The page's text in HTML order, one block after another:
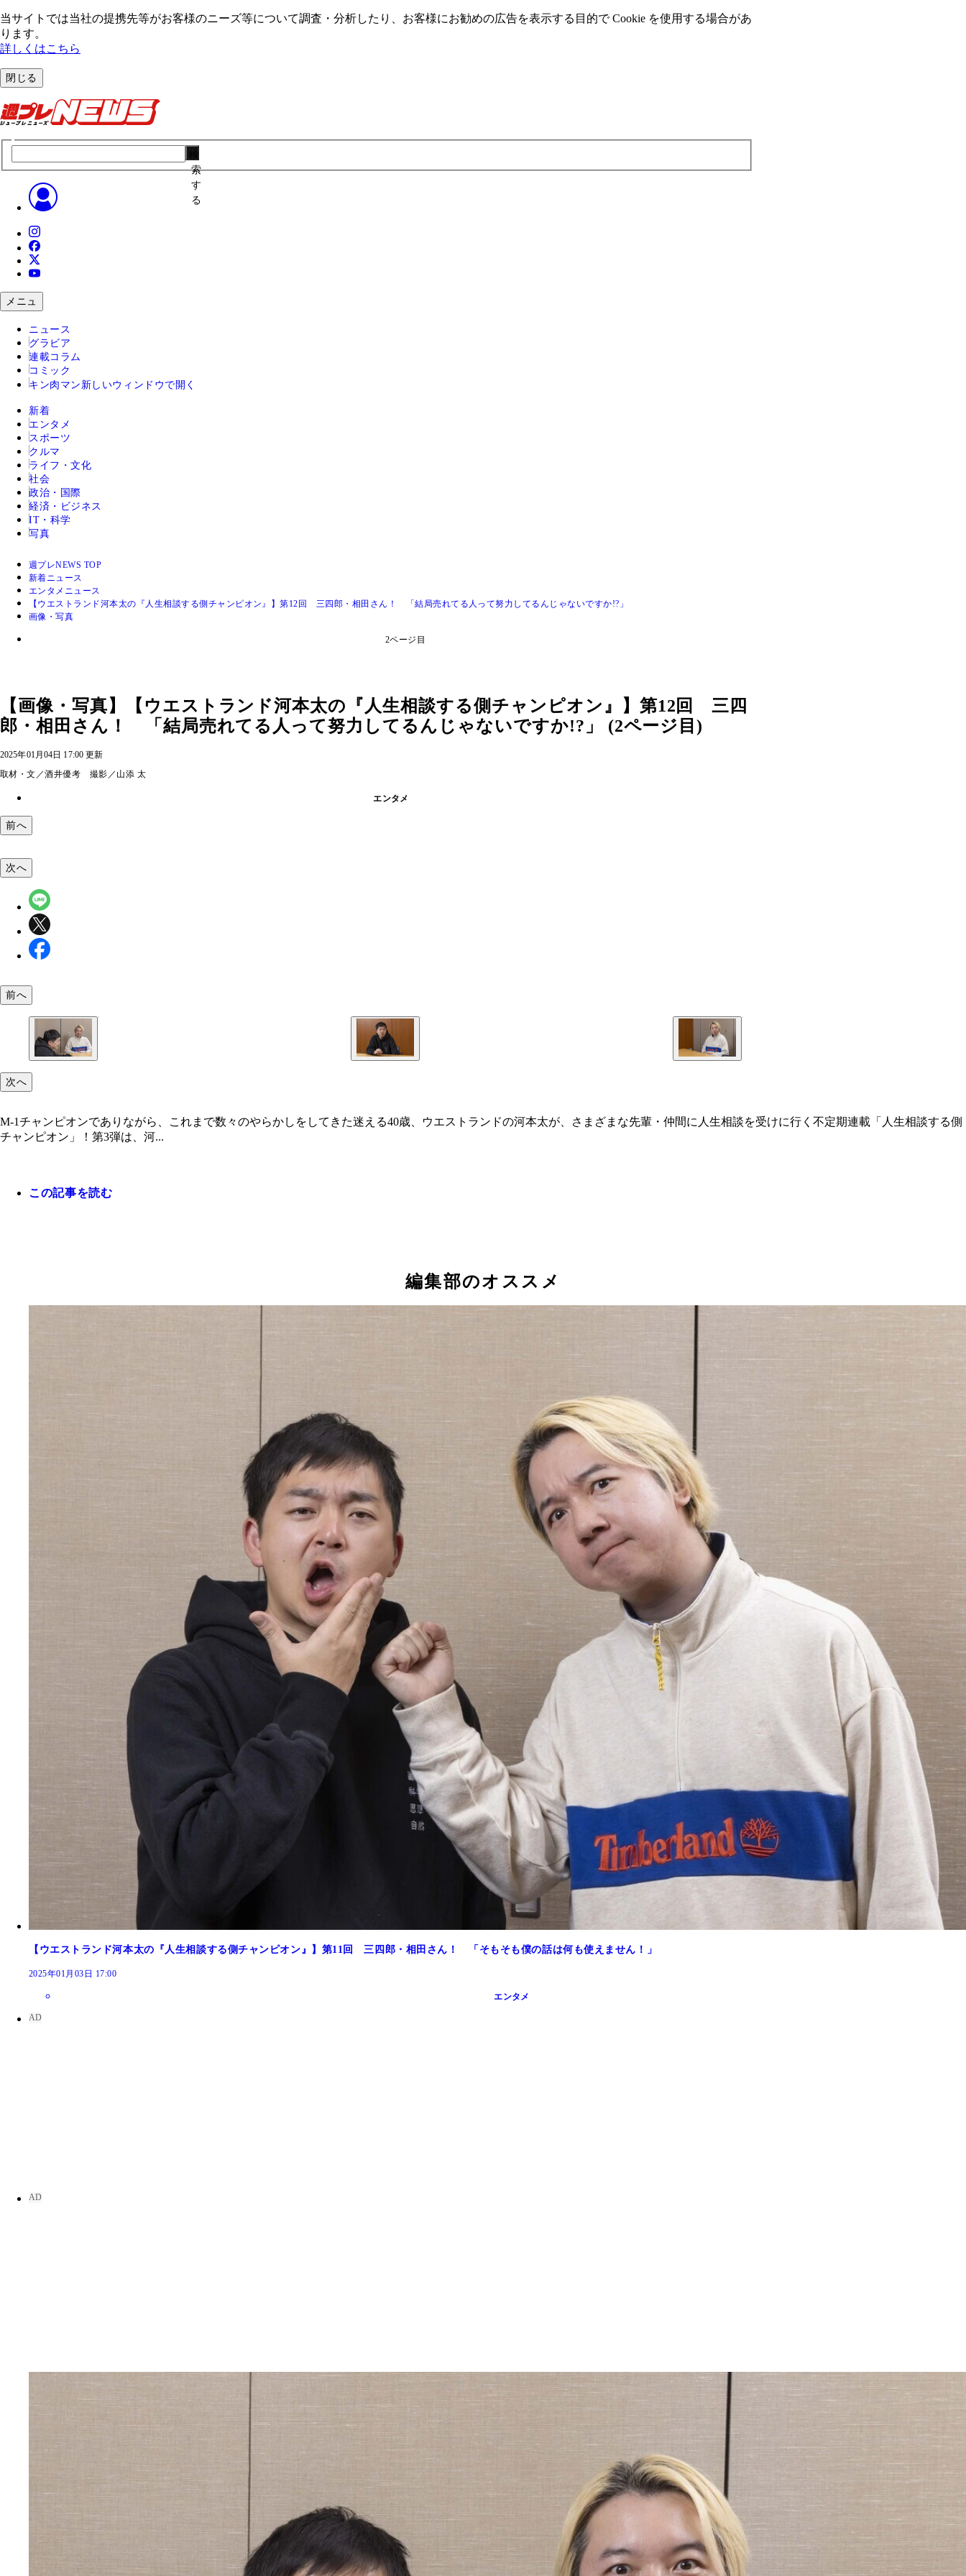
当サイトでは当社の提携先等がお客様のニーズ等について調査・分析したり、お客様にお勧めの広告を表⽰する⽬的で Cookie を使⽤する場合があ
ります。
詳しくはこちら
閉じる
索
す
る
メニュ
ニュース
グラビア
連載コラム
コミック
キン肉マン 新しいウィンドウで開く
新着
エンタメ
スポーツ
クルマ
ライフ・文化
社会
政治・国際
経済・ビジネス
IT・科学
写真
週プレNEWS TOP
新着ニュース
エンタメニュース
【ウエストランド河本太の『人生相談する側チャンピオン』】第12回 三四郎・相田さん！ 「結局売れてる人って努力してるんじゃないですか!?」
画像・写真
2ページ目
【画像・写真】【ウエストランド河本太の『人生相談する側チャンピオン』】第12回 三四
郎・相田さん！ 「結局売れてる人って努力してるんじゃないですか!?」 (2ページ目)
2025年01月04日 17:00 更新
取材・文／酒井優考 撮影／山添 太
エンタメ
前へ
河本太と相田周二
次へ
前へ
次へ
M-1チャンピオンでありながら、これまで数々のやらかしをしてきた迷える40歳、ウエストランドの河本太が、さまざまな先輩・仲間に人生相談を受けに行く不定期連載「人生相談する側
チャンピオン」！第3弾は、河...
この記事を読む
編集部のオススメ
【ウエストランド河本太の『人生相談する側チャンピオン』】第11回 三四郎・相田さん！ 「そもそも僕の話は何も使えません！」
2025年01月03日 17:00
エンタメ